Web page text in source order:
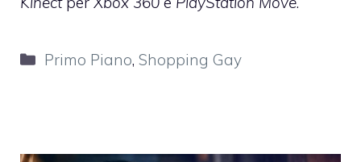
Categorie
Primo Piano,Shopping Gay